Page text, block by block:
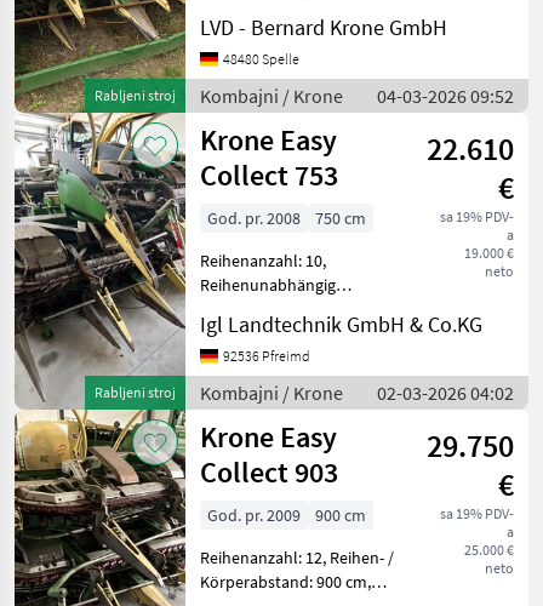
Rabljeni stroj
Bodentaster zentraler
Antrieb Fahrschutz
Beleuchtung Tip hedera/
adaptera: Heder/ adapter
za
LVD - Bernard Krone GmbH
48480 Spelle
Kombajni / Krone 04-03-2026 09:52
Rabljeni stroj
Krone Easy
Collect 753
22.610
€
sa 19% PDV-
a
19.000 €
neto
God. pr. 2008
750 cm
Reihenanzahl: 10,
Reihenunabhängig
adaptera: Adapter za
kukuruz Kombajni Adapteri
za kombajne
Igl Landtechnik GmbH & Co.KG
92536 Pfreimd
Kombajni / Krone 02-03-2026 04:02
Krone Easy
Collect 903
29.750
€
sa 19% PDV-
a
25.000 €
neto
God. pr. 2009
900 cm
Reihenanzahl: 12, Reihen- /
Körperabstand: 900 cm,